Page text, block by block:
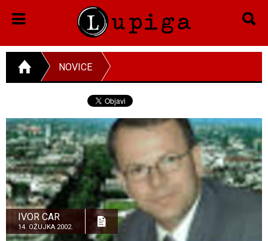
NOVICE
IVOR CAR
14. OŽUJKA 2002.